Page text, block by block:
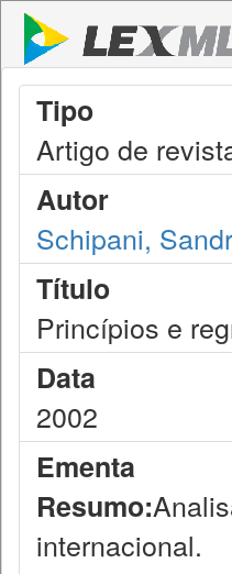
Tipo
Artigo de
Autor
Schipani,
Título
Princípios e
Data
2002
Ementa
Resumo:
internacional.